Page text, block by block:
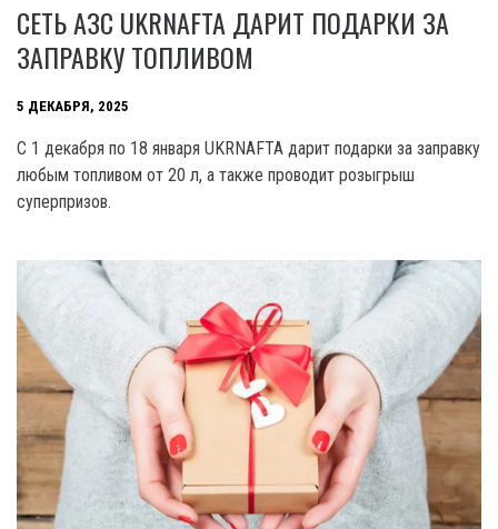
СЕТЬ АЗС UKRNAFTA ДАРИТ ПОДАРКИ ЗА
ЗАПРАВКУ ТОПЛИВОМ
5 ДЕКАБРЯ, 2025
С 1 декабря по 18 января UKRNAFTA дарит подарки за заправку
любым топливом от 20 л, а также проводит розыгрыш
суперпризов.